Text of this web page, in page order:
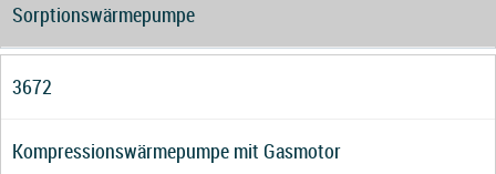
Sorptionswärmepumpe
3672
Kompressionswärmepumpe mit Gasmotor